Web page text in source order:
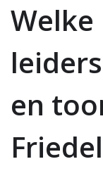
Welke
en